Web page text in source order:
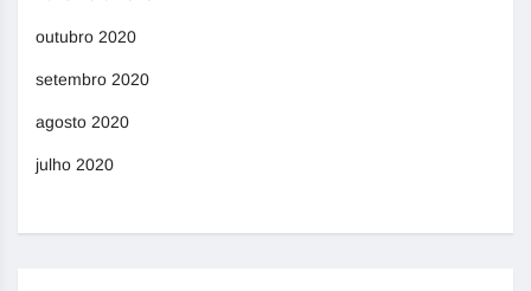
outubro 2020
setembro 2020
agosto 2020
julho 2020